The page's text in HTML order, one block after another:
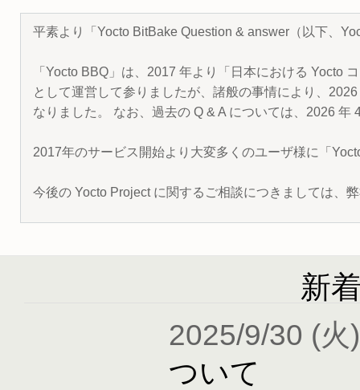
移
動
平素より「Yocto BitBake Question & answer（以下、
「Yocto BBQ」は、2017 年より「日本における Yocto
として運営して参りましたが、諸般の事情により、
なりました。 なお、過去の Q & A については、2026
2017年のサービス開始より大変多くのユーザ様に「
今後の Yocto Project に関するご相談につきましては、
新
2025/9/30 (火
ついて